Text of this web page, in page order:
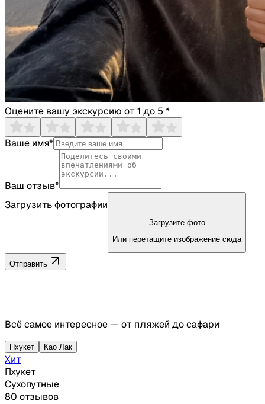
Оцените вашу экскурсию от 1 до 5 *
Ваше имя*
Ваш отзыв*
Загрузить фотографии
Загрузите фото
Или перетащите изображение сюда
Отправить
Всё самое интересное — от пляжей до сафари
Пхукет Као Лак
Хит
Пхукет
Сухопутные
80 отзывов